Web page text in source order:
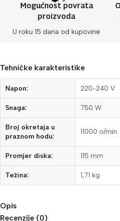
Mogućnost povrata
proizvoda
U roku 15 dana od kupovine
Tehničke karakteristike
Napon: 220-240 V
Snaga: 750 W
Broj okretaja u
praznom hodu:
11000 o/min
Promjer diska: 115 mm
Težina: 1,71 kg
Opis
Recenzije (0)